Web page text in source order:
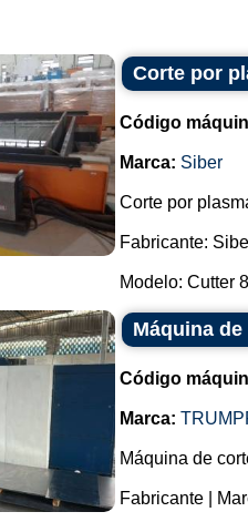
Corte por
Código
Marca: Siber
Corte por
Fabricante:
Modelo: Cutter
Máquina
Código
Marca:
Máquina de
Fabricante |